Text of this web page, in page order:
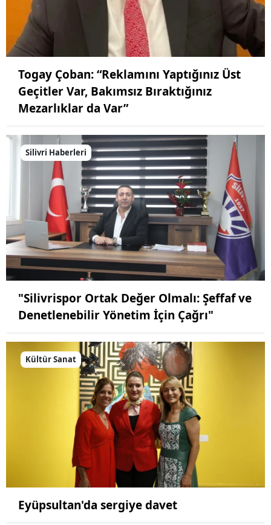
Togay Çoban: “Reklamını Yaptığınız Üst
Geçitler Var, Bakımsız Bıraktığınız
Mezarlıklar da Var”
Silivri Haberleri
"Silivrispor Ortak Değer Olmalı: Şeffaf ve
Denetlenebilir Yönetim İçin Çağrı"
Kültür Sanat
Eyüpsultan'da sergiye davet